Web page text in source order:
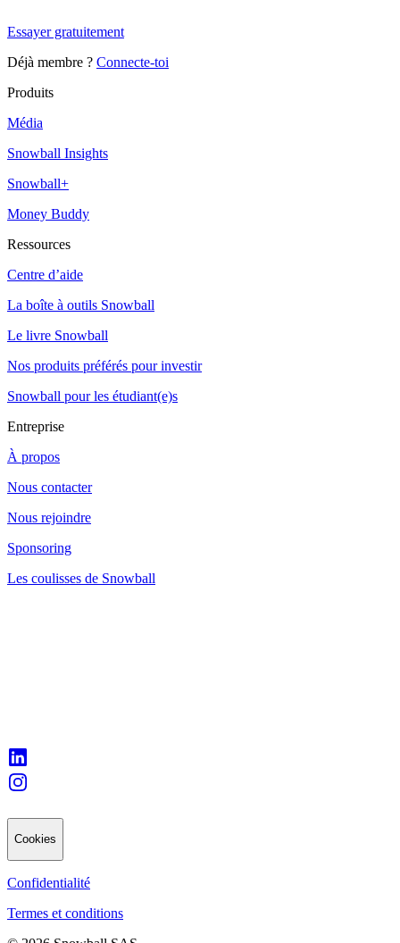
Essayer gratuitement
Déjà membre ? Connecte-toi
Produits
Média
Snowball Insights
Snowball+
Money Buddy
Ressources
Centre d’aide
La boîte à outils Snowball
Le livre Snowball
Nos produits préférés pour investir
Snowball pour les étudiant(e)s
Entreprise
À propos
Nous contacter
Nous rejoindre
Sponsoring
Les coulisses de Snowball
Cookies
Confidentialité
Termes et conditions